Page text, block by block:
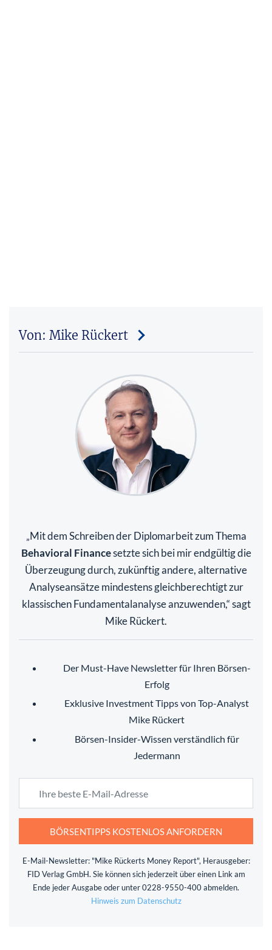
Von: Mike Rückert
Mit dem Schreiben der Diplomarbeit zum Thema
Behavioral Financesetzte sich bei mir endgültig die
Überzeugung durch, zukünftig andere, alternative
Analyseansätze mindestens gleichberechtigt zur
klassischen Fundamentalanalyse anzuwenden,“ sagt
Mike Rückert.
Der Must-Have Newsletter für Ihren Börsen-
Erfolg
Exklusive Investment Tipps von Top-Analyst
Mike Rückert
Börsen-Insider-Wissen verständlich für
Jedermann
BÖRSENTIPPS KOSTENLOS ANFORDERN
E-Mail-Newsletter: "Mike Rückerts Money Report", Herausgeber:
FID Verlag GmbH. Sie können sich jederzeit über einen Link am
Ende jeder Ausgabe oder unter 0228-9550-400 abmelden.
Hinweis zum Datenschutz